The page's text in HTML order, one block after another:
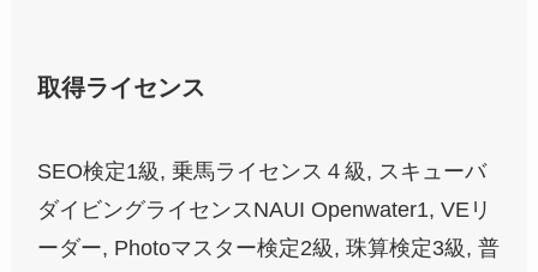
取得ライセンス
SEO検定1級, 乗馬ライセンス４級, スキューバ
ダイビングライセンスNAUI Openwater1, VEリ
ーダー, Photoマスター検定2級, 珠算検定3級, 普